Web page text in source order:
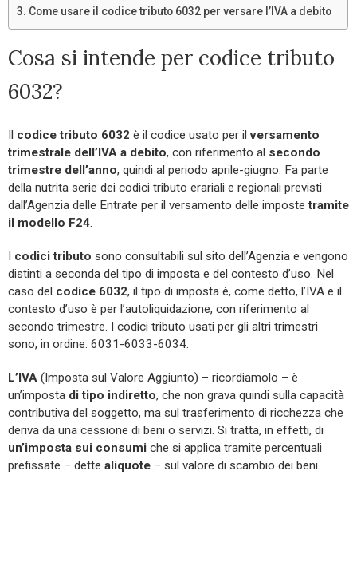
Come usare il codice tributo 6032 per versare l’IVA a debito
Cosa si intende per codice tributo
6032?
Il codice tributo 6032 è il codice usato per ilversamento
trimestrale dell’IVA a debito, con riferimento al secondo
trimestre dell’anno, quindi al periodo aprile-giugno. Fa parte
della nutrita serie dei codici tributo erariali e regionali previsti
dall’Agenzia delle Entrate per il versamento delle imposte tramite
il modello F24.
I codici tributo sono consultabili sul sito dell’Agenzia e vengono
distinti a seconda del tipo di imposta e del contesto d’uso. Nel
caso del codice 6032, il tipo di imposta è, come detto, l’IVA e il
contesto d’uso è per l’autoliquidazione, con riferimento al
secondo trimestre. I codici tributo usati per gli altri trimestri
sono, in ordine: 6031-6033-6034.
L’IVA (Imposta sul Valore Aggiunto) – ricordiamolo – è
un’imposta di tipo indiretto, che non grava quindi sulla capacità
contributiva del soggetto, ma sul trasferimento di ricchezza che
deriva da una cessione di beni o servizi. Si tratta, in effetti, di
un’imposta sui consumi che si applica tramite percentuali
prefissate – dette aliquote – sul valore di scambio dei beni.